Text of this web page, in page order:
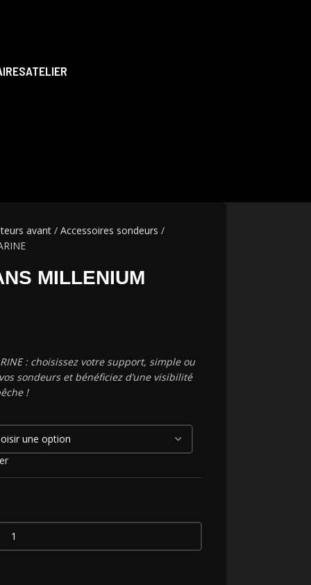
ATELIER
avant
Accessoires sondeurs
MILLENIUM
: choisissez votre support, simple ou
sondeurs et bénéficiez d’une visibilité
!